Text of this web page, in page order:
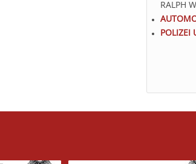
RALPH
POLIZEI